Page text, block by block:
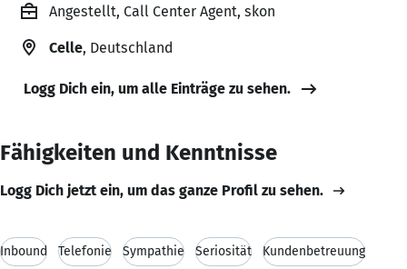
Angestellt, Call Center Agent, skon
Celle, Deutschland
Logg Dich ein, um alle Einträge zu sehen.
Fähigkeiten und Kenntnisse
Logg Dich jetzt ein, um das ganze Profil zu sehen.
Inbound Telefonie Sympathie Seriosität Kundenbetreuung